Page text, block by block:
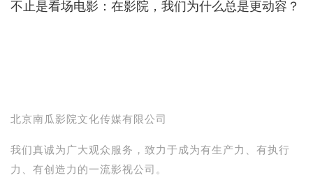
不止是看场电影：在影院，我们为什么总是更动容？
北京南瓜影院文化传媒有限公司
我们真诚为广大观众服务，致力于成为有生产力、有执行
力、有创造力的一流影视公司。